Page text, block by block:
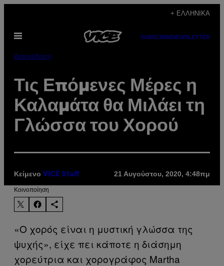
περιεχόμενο
+ ΕΛΛΗΝΙΚΆ
Ανοίξτε
SUBSCRIBENEWSLETTER
Διασκέδαση
Τις Επόμενες Μέρες η
Καλαμάτα θα Μιλάει τη
Γλώσσα του Χορού
Κείμενο VICE Staff 21 Αυγούστου, 2020, 4:48πμ
Kοινοποίηση
«Ο χορός είναι η μυστική γλώσσα της
ψυχής», είχε πει κάποτε η διάσημη
χορεύτρια και χορογράφος Martha